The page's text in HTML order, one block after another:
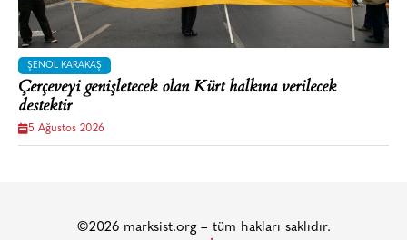
ŞENOL KARAKAŞ
Çerçeveyi genişletecek olan Kürt halkına verilecek
destektir
5 Ağustos 2026
©2026 marksist.org – tüm hakları saklıdır.